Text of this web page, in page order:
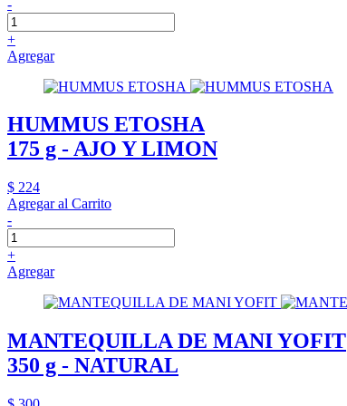
-
+
Agregar
HUMMUS ETOSHA
175 g - AJO Y LIMON
$ 224
Agregar al Carrito
-
+
Agregar
MANTEQUILLA DE MANI YOFIT
350 g - NATURAL